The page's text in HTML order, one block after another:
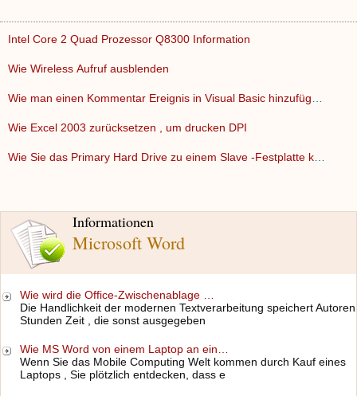
Informationen
Microsoft Word
Wie wird die Office-Zwischenablage …
Die Handlichkeit der modernen Textverarbeitung speichert Autoren
Stunden Zeit , die sonst ausgegeben
Wie MS Word von einem Laptop an ein…
Wenn Sie das Mobile Computing Welt kommen durch Kauf eines
Laptops , Sie plötzlich entdecken, dass e
Intel Core 2 Quad Prozessor Q8300 Information
Wie Wireless Aufruf ausblenden
Wie Excel 2003 zurücksetzen , um drucken DPI